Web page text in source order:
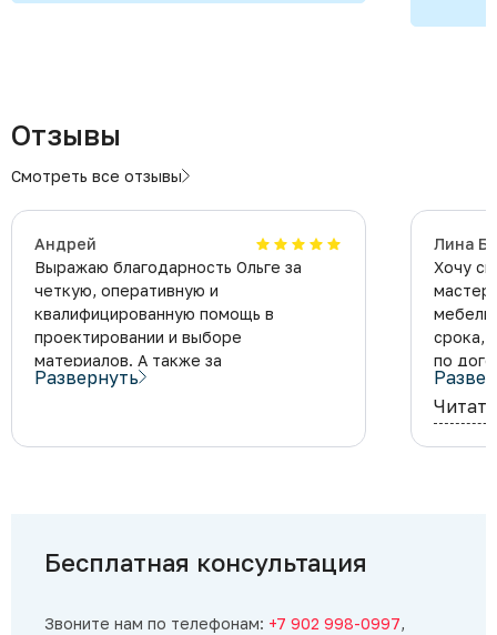
Отзывы
Смотреть все отзывы
Андрей
Выражаю благодарность Ольге за
четкую, оперативную и
квалифицированную помощь в
проектировании и выборе
материалов. А также за
ТЕРПЕНИЕ!Замерщику Сергею, все
пунктуальны, все очень быстро и
Развернуть
Лина
Хочу
мебель
срока,
по
Бесплатная консультация
Звоните нам по телефонам: +7 902 998-0997,